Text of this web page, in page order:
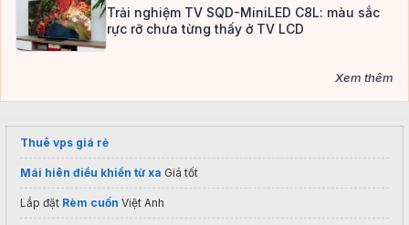
Trải nghiệm TV SQD-MiniLED C8L: màu sắc
rực rỡ chưa từng thấy ở TV LCD
Xem thêm
Thuê vps giá rẻ
Mái hiên điều khiển từ xa Giá tốt
Lắp đặt Rèm cuốn Việt Anh